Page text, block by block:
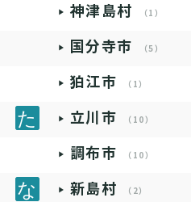
神津島村 （1）
国分寺市 （5）
狛江市 （1）
立川市 （10）
調布市 （10）
新島村 （2）